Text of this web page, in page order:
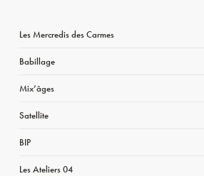
Les Mercredis des Carmes
Babillage
Mix’âges
Satellite
BIP
Les Ateliers 04